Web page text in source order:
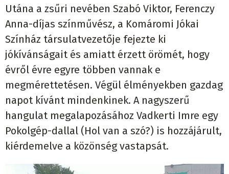
Utána a zsűri nevében Szabó Viktor, Ferenczy
Anna-díjas színművész, a Komáromi Jókai
Színház társulatvezetője fejezte ki
jókívánságait és amiatt érzett örömét, hogy
évről évre egyre többen vannak e
megmérettetésen. Végül élményekben gazdag
napot kívánt mindenkinek. A nagyszerű
hangulat megalapozásához Vadkerti Imre egy
Pokolgép-dallal (Hol van a szó?) is hozzájárult,
kiérdemelve a közönség vastapsát.